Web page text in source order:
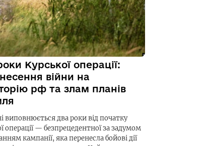
Курської операції:
війни на
рф та злам планів
виповнюється два роки від початку
операції — безпрецедентної за задумом
кампанії, яка перенесла бойові дії